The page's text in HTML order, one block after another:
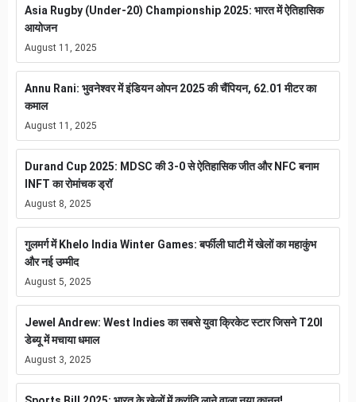
Asia Rugby (Under-20) Championship 2025: भारत में ऐतिहासिक
आयोजन
August 11, 2025
Annu Rani: भुवनेश्वर में इंडियन ओपन 2025 की चैंपियन, 62.01 मीटर का
कमाल
August 11, 2025
Durand Cup 2025: MDSC की 3-0 से ऐतिहासिक जीत और NFC बनाम
INFT का रोमांचक ड्रॉ
August 8, 2025
गुलमर्ग में Khelo India Winter Games: बर्फीली घाटी में खेलों का महाकुंभ
और नई उम्मीद
August 5, 2025
Jewel Andrew: West Indies का सबसे युवा क्रिकेट स्टार जिसने T20I
डेब्यू में मचाया धमाल
August 3, 2025